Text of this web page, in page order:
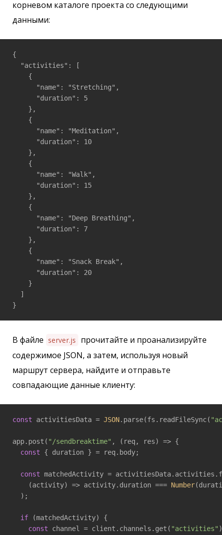
корневом каталоге проекта со следующими
данными:
{
  "activities": [
    {
      "name": "Stretching",
      "duration": 5
    },
    {
      "name": "Meditation",
      "duration": 10
    },
    {
      "name": "Walk",
      "duration": 15
    },
    {
      "name": "Deep Breathing",
      "duration": 7
    },
    {
      "name": "Snack Break",
      "duration": 20
    }
  ]
}
В файле server.js
прочитайте и проанализируйте
содержимое JSON, а затем, используя новый
маршрут сервера, найдите и отправьте
совпадающие данные клиенту:
const activitiesData = JSON.parse(fs.readFileSync(
app.post( "/sendbreaktime" , ( req, res) => {
const { duration } = req.body;
const matchedActivity =
(activity) => activity.duration === Number
  );
if (matchedActivity) {
const channel = client.channels.get( "activities"